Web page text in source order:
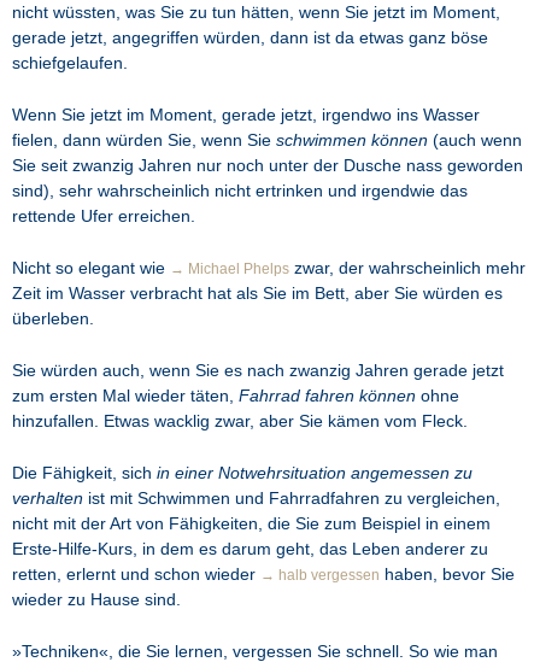
nicht wüssten, was Sie zu tun hätten, wenn Sie jetzt im Moment,
gerade jetzt, angegriffen würden, dann ist da etwas ganz böse
schiefgelaufen.
Wenn Sie jetzt im Moment, gerade jetzt, irgendwo ins Wasser
fielen, dann würden Sie, wenn Sie schwimmen können (auch wenn
Sie seit zwanzig Jahren nur noch unter der Dusche nass geworden
sind), sehr wahrscheinlich nicht ertrinken und irgendwie das
rettende Ufer erreichen.
Nicht so elegant wie → Michael Phelps zwar, der wahrscheinlich mehr
Zeit im Wasser verbracht hat als Sie im Bett, aber Sie würden es
überleben.
Sie würden auch, wenn Sie es nach zwanzig Jahren gerade jetzt
zum ersten Mal wieder täten, Fahrrad fahren können ohne
hinzufallen. Etwas wacklig zwar, aber Sie kämen vom Fleck.
Die Fähigkeit, sich in einer Notwehrsituation angemessen zu
verhalten ist mit Schwimmen und Fahrradfahren zu vergleichen,
nicht mit der Art von Fähigkeiten, die Sie zum Beispiel in einem
Erste-Hilfe-Kurs, in dem es darum geht, das Leben anderer zu
retten, erlernt und schon wieder → halb vergessen haben, bevor Sie
wieder zu Hause sind.
»Techniken«, die Sie lernen, vergessen Sie schnell. So wie man